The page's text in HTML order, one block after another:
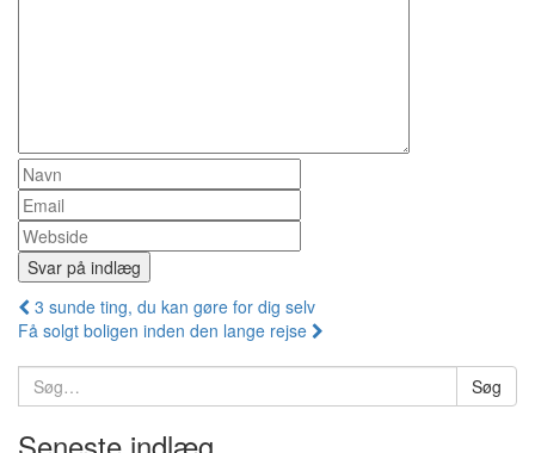
Indlæg
navigation
3 sunde ting, du kan gøre for dig selv
Få solgt boligen inden den lange rejse
Søg
efter:
Søg